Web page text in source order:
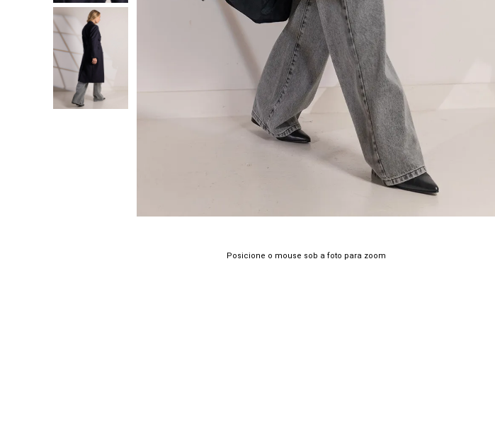
Posicione o mouse sob a foto para zoom